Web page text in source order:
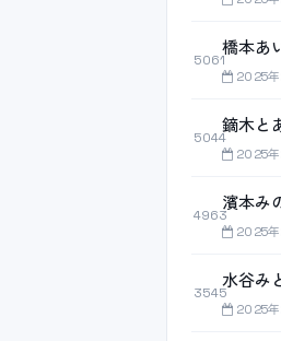
5061
橋本あ
2025年
5044
鏑木と
2025年
4963
濱本み
2025年
3545
水谷み
2025年